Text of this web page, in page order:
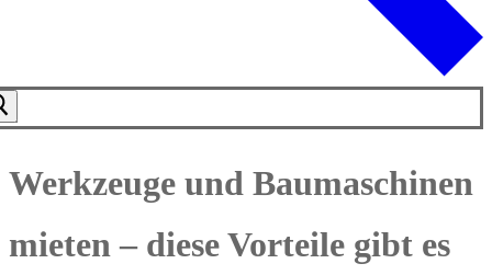
Werkzeuge und Baumaschinen
mieten – diese Vorteile gibt es